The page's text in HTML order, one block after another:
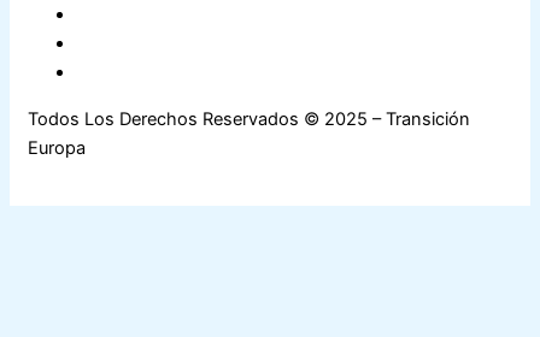
Todos Los Derechos Reservados © 2025 – Transición
Europa